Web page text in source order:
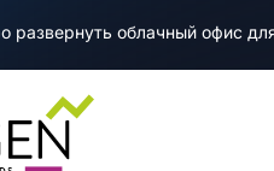
развернуть облачный офис